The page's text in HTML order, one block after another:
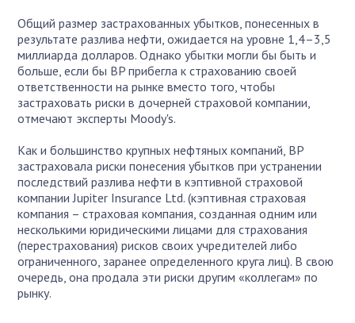
Общий размер застрахованных убытков, понесенных в
результате разлива нефти, ожидается на уровне 1,4–3,5
миллиарда долларов. Однако убытки могли бы быть и
больше, если бы BP прибегла к страхованию своей
ответственности на рынке вместо того, чтобы
застраховать риски в дочерней страховой компании,
отмечают эксперты Moody's.
Как и большинство крупных нефтяных компаний, BP
застраховала риски понесения убытков при устранении
последствий разлива нефти в кэптивной страховой
компании Jupiter Insurance Ltd. (кэптивная страховая
компания – страховая компания, созданная одним или
несколькими юридическими лицами для страхования
(перестрахования) рисков своих учредителей либо
ограниченного, заранее определенного круга лиц). В свою
очередь, она продала эти риски другим «коллегам» по
рынку.